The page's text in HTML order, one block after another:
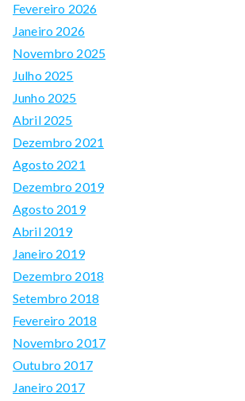
Fevereiro 2026
Janeiro 2026
Novembro 2025
Julho 2025
Junho 2025
Abril 2025
Dezembro 2021
Agosto 2021
Dezembro 2019
Agosto 2019
Abril 2019
Janeiro 2019
Dezembro 2018
Setembro 2018
Fevereiro 2018
Novembro 2017
Outubro 2017
Janeiro 2017